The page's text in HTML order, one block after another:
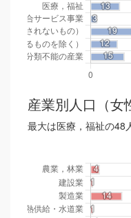
産業別人口（女
最大は医療，福祉の48